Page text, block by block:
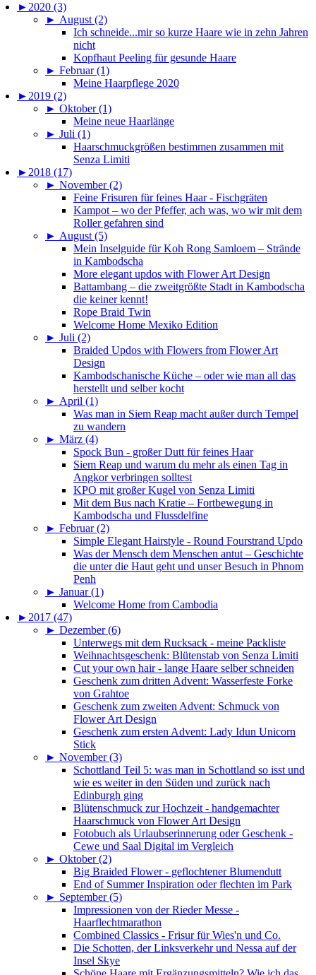
► 2020 (3)
► August (2)
Ich schneide...mir so kurze Haare wie in zehn Jahren
nicht
Kopfhaut Peeling für gesunde Haare
► Februar (1)
Meine Haarpflege 2020
► 2019 (2)
► Oktober (1)
Meine neue Haarlänge
► Juli (1)
Haarschmuckgrößen bestimmen zusammen mit
Senza Limiti
► 2018 (17)
► November (2)
Feine Frisuren für feines Haar - Fischgräten
Kampot – wo der Pfeffer, ach was, wo wir mit dem
Roller gefahren sind
► August (5)
Mein Inselguide für Koh Rong Samloem – Strände
in Kambodscha
More elegant updos with Flower Art Design
Battambang – die zweitgrößte Stadt in Kambodscha
die keiner kennt!
Rope Braid Twin
Welcome Home Mexiko Edition
► Juli (2)
Braided Updos with Flowers from Flower Art
Design
Kambodschanische Küche – oder wie man all das
herstellt und selber kocht
► April (1)
Was man in Siem Reap macht außer durch Tempel
zu wandern
► März (4)
Spock Bun - großer Dutt für feines Haar
Siem Reap und warum du mehr als einen Tag in
Angkor verbringen solltest
KPO mit großer Kugel von Senza Limiti
Mit dem Bus nach Kratie – Fortbewegung in
Kambodscha und Flussdelfine
► Februar (2)
Simple Elegant Hairstyle - Round Fourstrand Updo
Was der Mensch dem Menschen antut – Geschichte
die unter die Haut geht und unser Besuch in Phnom
Penh
► Januar (1)
Welcome Home from Cambodia
► 2017 (47)
► Dezember (6)
Unterwegs mit dem Rucksack - meine Packliste
Weihnachtsgeschenk: Blütenstab von Senza Limiti
Cut your own hair - lange Haare selber schneiden
Geschenk zum dritten Advent: Wasserfeste Forke
von Grahtoe
Geschenk zum zweiten Advent: Schmuck von
Flower Art Design
Geschenk zum ersten Advent: Lady Idun Unicorn
Stick
► November (3)
Schottland Teil 5: was man in Schottland so isst und
wie es weiter in den Süden und zurück nach
Edinburgh ging
Blütenschmuck zur Hochzeit - handgemachter
Haarschmuck von Flower Art Design
Fotobuch als Urlaubserinnerung oder Geschenk -
Cewe und Saal Digital im Vergleich
► Oktober (2)
Big Braided Flower - geflochtener Blumendutt
End of Summer Inspiration oder flechten im Park
► September (5)
Impressionen von der Rieder Messe -
Haarflechtmarathon
Combined Classics - Frisur für Wies'n und Co.
Die Schotten, der Linksverkehr und Nessa auf der
Insel Skye